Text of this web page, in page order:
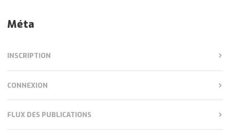
Méta
INSCRIPTION
CONNEXION
FLUX DES PUBLICATIONS